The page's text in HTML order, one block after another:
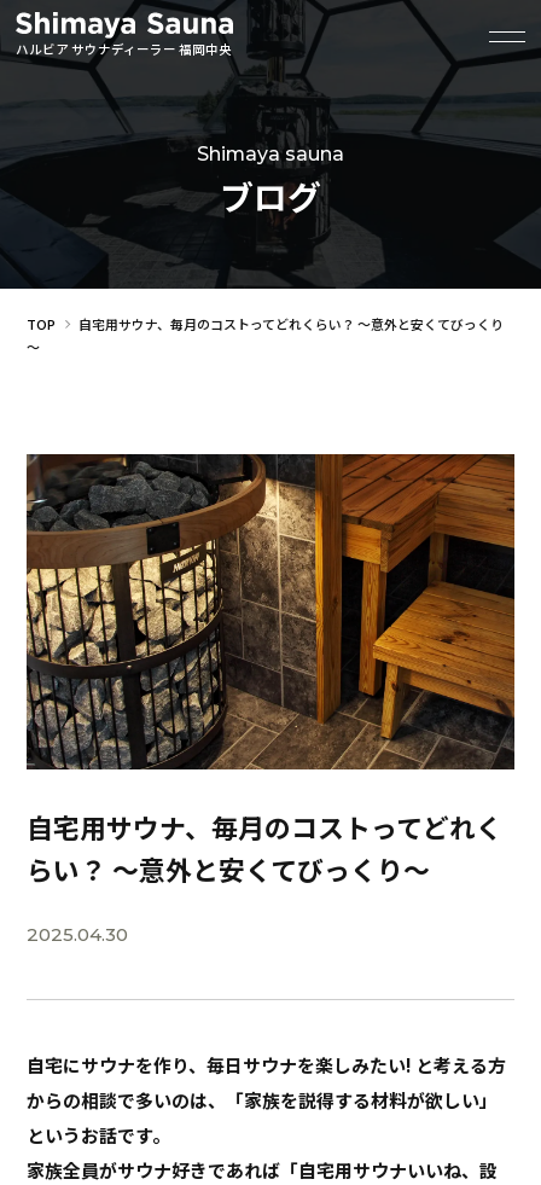
ハルビア サウナディーラー 福岡中央
Shimaya sauna
ブログ
TOP
自宅用サウナ、毎月のコストってどれくらい？ ～意外と安くてびっくり
～
自宅用サウナ、毎月のコストってどれく
らい？ ～意外と安くてびっくり～
2025.04.30
自宅にサウナを作り、毎日サウナを楽しみたい! と考える方
からの相談で多いのは、「家族を説得する材料が欲しい」
というお話です。
家族全員がサウナ好きであれば「自宅用サウナいいね、設